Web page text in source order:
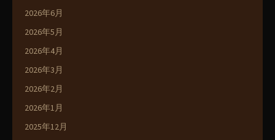
2026年6月
2026年5月
2026年4月
2026年3月
2026年2月
2026年1月
2025年12月